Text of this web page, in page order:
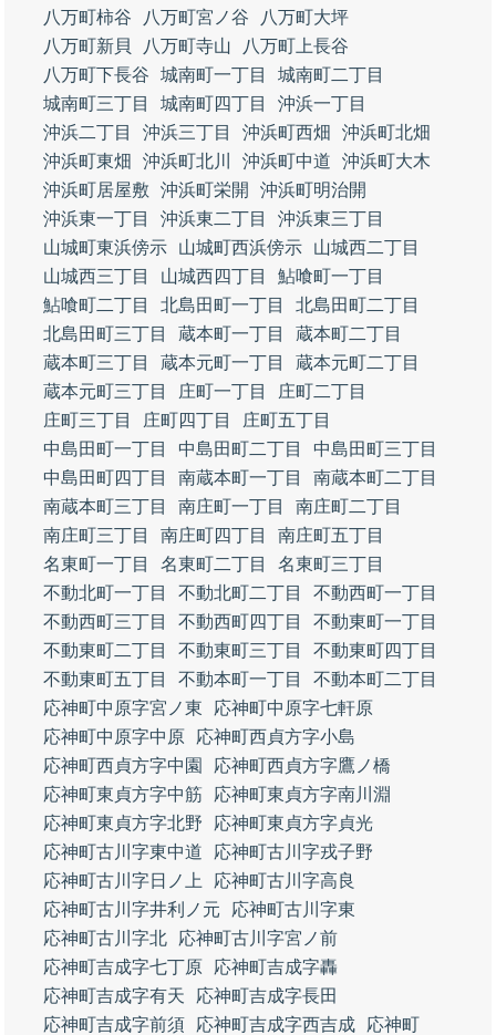
八万町柿谷
八万町宮ノ谷
八万町大坪
八万町新貝
八万町寺山
八万町上長谷
八万町下長谷
城南町一丁目
城南町二丁目
城南町三丁目
城南町四丁目
沖浜一丁目
沖浜二丁目
沖浜三丁目 沖浜町西畑
沖浜町北畑
沖浜町東畑
沖浜町北川 沖浜町中道
沖浜町大木
沖浜町居屋敷
沖浜町栄開
沖浜町明治開
沖浜東一丁目
沖浜東二丁目
沖浜東三丁目
山城町東浜傍示
山城町西浜傍示
山城西二丁目
山城西三丁目
山城西四丁目
鮎喰町一丁目
鮎喰町二丁目
北島田町一丁目
北島田町二丁目
北島田町三丁目
蔵本町一丁目
蔵本町二丁目
蔵本町三丁目
蔵本元町一丁目
蔵本元町二丁目
蔵本元町三丁目
庄町一丁目
庄町二丁目
庄町三丁目
庄町四丁目
庄町五丁目
中島田町一丁目
中島田町二丁目
中島田町三丁目
中島田町四丁目
南蔵本町一丁目
南蔵本町二丁目
南蔵本町三丁目
南庄町一丁目
南庄町二丁目
南庄町三丁目
南庄町四丁目
南庄町五丁目
名東町一丁目
名東町二丁目
名東町三丁目
不動北町一丁目
不動北町二丁目
不動西町一丁目
不動西町三丁目
不動西町四丁目
不動東町一丁目
不動東町二丁目
不動東町三丁目
不動東町四丁目
不動東町五丁目
不動本町一丁目
不動本町二丁目
応神町中原字宮ノ東
応神町中原字七軒原
応神町中原字中原
応神町西貞方字小島
応神町西貞方字中園
応神町西貞方字鷹ノ橋
応神町東貞方字中筋
応神町東貞方字南川淵
応神町東貞方字北野
応神町東貞方字貞光
応神町古川字東中道
応神町古川字戎子野
応神町古川字日ノ上
応神町古川字高良
応神町古川字井利ノ元
応神町古川字東
応神町古川字北
応神町古川字宮ノ前
応神町吉成字七丁原
応神町吉成字轟
応神町吉成字有天
応神町吉成字長田
応神町吉成字前須
応神町吉成字西吉成
応神町